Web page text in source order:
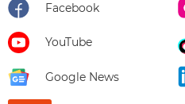
Facebook
YouTube
Google News